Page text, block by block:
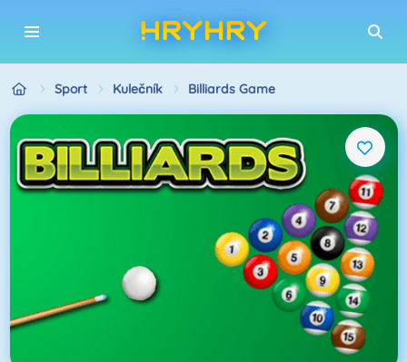
Sport Kulečník Billiards Game